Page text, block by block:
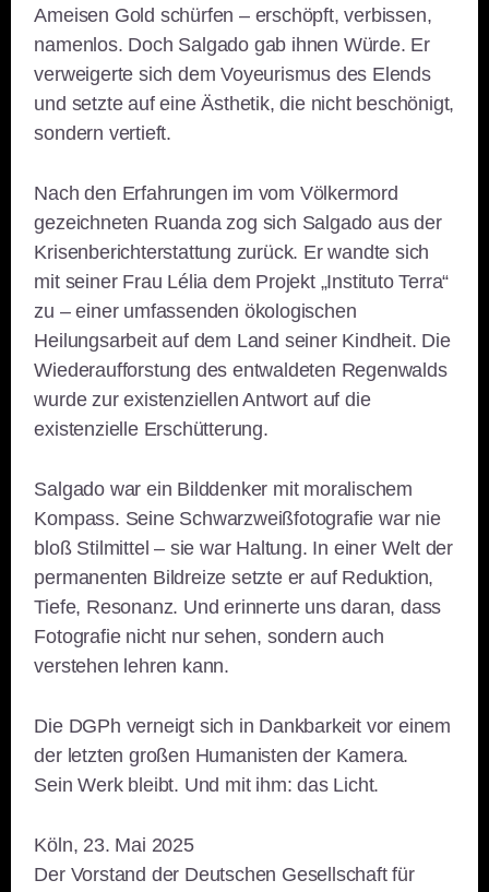
Ameisen Gold schürfen – erschöpft, verbissen,
namenlos. Doch Salgado gab ihnen Würde. Er
verweigerte sich dem Voyeurismus des Elends
und setzte auf eine Ästhetik, die nicht beschönigt,
sondern vertieft.
Nach den Erfahrungen im vom Völkermord
gezeichneten Ruanda zog sich Salgado aus der
Krisenberichterstattung zurück. Er wandte sich
mit seiner Frau Lélia dem Projekt „Instituto Terra“
zu – einer umfassenden ökologischen
Heilungsarbeit auf dem Land seiner Kindheit. Die
Wiederaufforstung des entwaldeten Regenwalds
wurde zur existenziellen Antwort auf die
existenzielle Erschütterung.
Salgado war ein Bilddenker mit moralischem
Kompass. Seine Schwarzweißfotografie war nie
bloß Stilmittel – sie war Haltung. In einer Welt der
permanenten Bildreize setzte er auf Reduktion,
Tiefe, Resonanz. Und erinnerte uns daran, dass
Fotografie nicht nur sehen, sondern auch
verstehen lehren kann.
Die DGPh verneigt sich in Dankbarkeit vor einem
der letzten großen Humanisten der Kamera.
Sein Werk bleibt. Und mit ihm: das Licht.
Köln, 23. Mai 2025
Der Vorstand der Deutschen Gesellschaft für